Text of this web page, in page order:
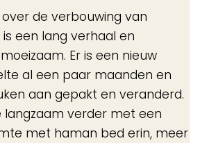
de verbouwing van
is een lang verhaal en
Er is een nieuw
al een paar maanden en
aan gepakt en veranderd.
langzaam verder met een
met haman bed erin, meer